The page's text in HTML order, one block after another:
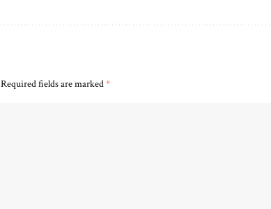
Required fields are marked*